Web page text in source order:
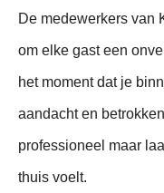
De medewerkers van
om elke gast een
het moment dat je
aandacht en
professioneel maar
thuis voelt.